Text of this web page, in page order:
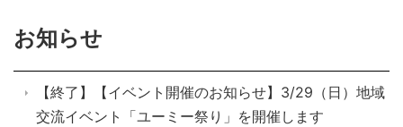
お知らせ
【終了】【イベント開催のお知らせ】3/29（日）地域
交流イベント「ユーミー祭り」を開催します